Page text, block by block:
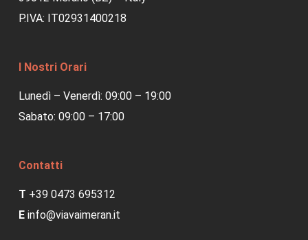
P.IVA: IT02931400218
I Nostri Orari
Lunedì – Venerdì: 09:00 – 19:00
Sabato: 09:00 – 17:00
Contatti
T +39 0473 695312
E info@viavaimeran.it